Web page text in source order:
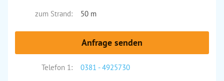
zum Strand:
50 m
Anfrage senden
Telefon 1:
0381 - 4925730